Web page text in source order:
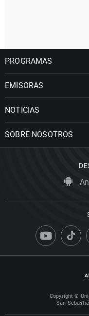
PROGRAMAS
EMISORAS
NOTICIAS
SOBRE NOSOTROS
Copyright ©
San